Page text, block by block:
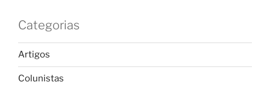
Categorias
Artigos
Colunistas